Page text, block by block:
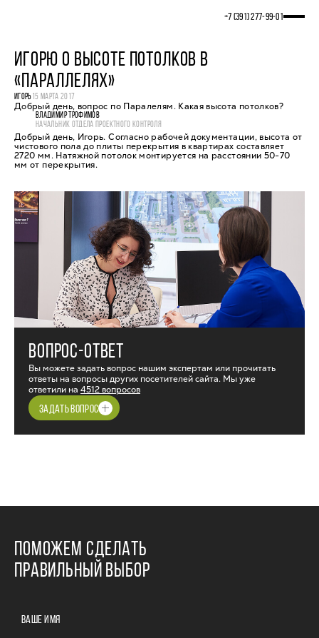
+7 (391) 277‒99‒01
ИГОРЮ О ВЫСОТЕ ПОТОЛКОВ В
«ПАРАЛЛЕЛЯХ»
ИГОРЬ15 МАРТА 2017
Добрый день, вопрос по Паралелям. Какая высота потолков?
ВЛАДИМИР ТРОФИМОВ
НАЧАЛЬНИК ОТДЕЛА ПРОЕКТНОГО КОНТРОЛЯ
Добрый день, Игорь. Согласно рабочей документации, высота от
чистового пола до плиты перекрытия в квартирах составляет
2720 мм. Натяжной потолок монтируется на расстоянии 50-70
мм от перекрытия.
ВОПРОС-ОТВЕТ
Вы можете задать вопрос нашим экспертам или прочитать
ответы на вопросы других посетителей сайта. Мы уже
ответили на 4512 вопросов
ЗАДАТЬ ВОПРОС
ПОМОЖЕМ СДЕЛАТЬ
ПРАВИЛЬНЫЙ ВЫБОР
ВАШЕ ИМЯ